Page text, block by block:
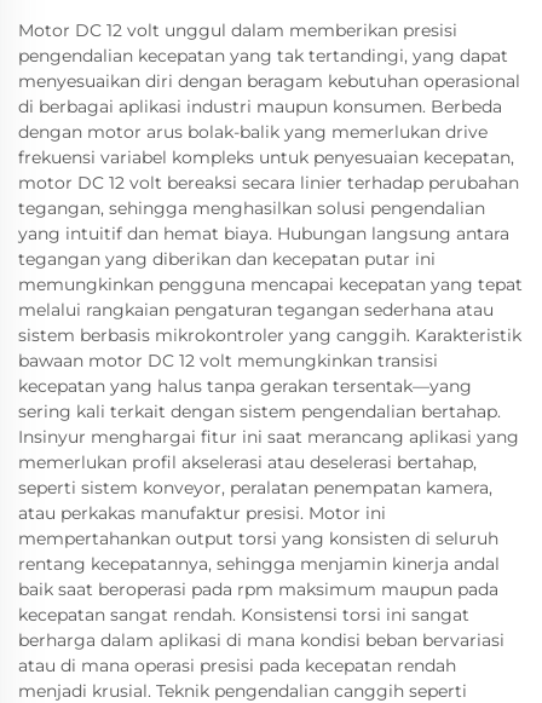
Motor DC 12 volt unggul dalam memberikan presisi
pengendalian kecepatan yang tak tertandingi, yang dapat
menyesuaikan diri dengan beragam kebutuhan operasional
di berbagai aplikasi industri maupun konsumen. Berbeda
dengan motor arus bolak-balik yang memerlukan drive
frekuensi variabel kompleks untuk penyesuaian kecepatan,
motor DC 12 volt bereaksi secara linier terhadap perubahan
tegangan, sehingga menghasilkan solusi pengendalian
yang intuitif dan hemat biaya. Hubungan langsung antara
tegangan yang diberikan dan kecepatan putar ini
memungkinkan pengguna mencapai kecepatan yang tepat
melalui rangkaian pengaturan tegangan sederhana atau
sistem berbasis mikrokontroler yang canggih. Karakteristik
bawaan motor DC 12 volt memungkinkan transisi
kecepatan yang halus tanpa gerakan tersentak—yang
sering kali terkait dengan sistem pengendalian bertahap.
Insinyur menghargai fitur ini saat merancang aplikasi yang
memerlukan profil akselerasi atau deselerasi bertahap,
seperti sistem konveyor, peralatan penempatan kamera,
atau perkakas manufaktur presisi. Motor ini
mempertahankan output torsi yang konsisten di seluruh
rentang kecepatannya, sehingga menjamin kinerja andal
baik saat beroperasi pada rpm maksimum maupun pada
kecepatan sangat rendah. Konsistensi torsi ini sangat
berharga dalam aplikasi di mana kondisi beban bervariasi
atau di mana operasi presisi pada kecepatan rendah
menjadi krusial. Teknik pengendalian canggih seperti